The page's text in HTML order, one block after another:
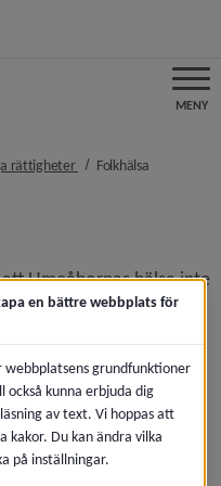
MENY
rättigheter nivå i
Folkhälsanivå i
Umeåbornas hälsa inte
jämlikt fördelad.
hälsan i en
som till exempel
upplevelse av trygghet
omfattar både
är något som berör
en bättre webbplats för
webbplatsens grundfunktioner
kunna erbjuda dig
av text. Vi hoppas att
kakor. Du kan ändra vilka
på inställningar.